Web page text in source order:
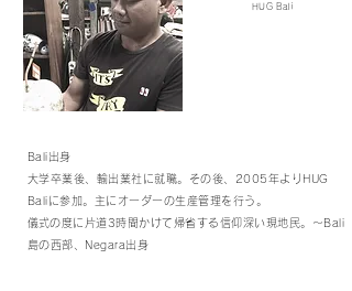
HUG Bali
Bali出身
大学卒業後、輸出業社に就職。その後、2005年よりHUG
Baliに参加。主にオーダーの生産管理を行う。
​儀式の度に片道3時間かけて帰省する信仰深い現地民。〜Bali
島の西部、Negara出身